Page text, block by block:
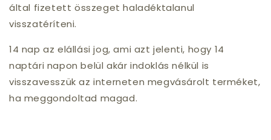
által fizetett összeget haladéktalanul
visszatéríteni.
14 nap az elállási jog, ami azt jelenti, hogy 14
naptári napon belül akár indoklás nélkül is
visszavesszük az interneten megvásárolt terméket,
ha meggondoltad magad.